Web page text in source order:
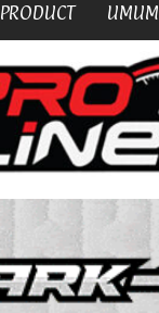
PRODUCT UMUM